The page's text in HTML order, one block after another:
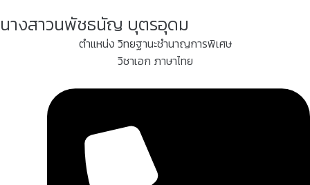
นางสาวนพัชธนัญ บุตรอุดม
ตำแหน่ง วิทยฐานะชำนาญการพิเศษ
วิชาเอก ภาษาไทย